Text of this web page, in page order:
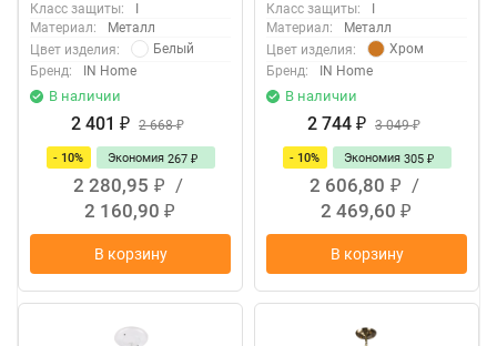
Класс защиты:
Материал:
Металл
Цвет изделия:
Белый
Бренд:
IN Home
В наличии
2 401 ₽ 2 668₽
- 10% Экономия 267 ₽
2 280,95 ₽
/
2 160,90 ₽
В корзину
Класс защиты:
Материал:
Металл
Цвет изделия:
Хром
Бренд:
IN Home
В наличии
2 744 ₽ 3 049₽
- 10% Экономия 305 ₽
2 606,80 ₽
/
2 469,60 ₽
В корзину